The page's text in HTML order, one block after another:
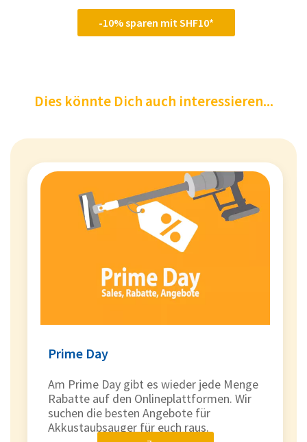
-10% sparen mit SHF10*
Dies könnte Dich auch interessieren...
Prime Day
Am Prime Day gibt es wieder jede Menge
Rabatte auf den Onlineplattformen. Wir
suchen die besten Angebote für
Akkustaubsauger für euch raus.